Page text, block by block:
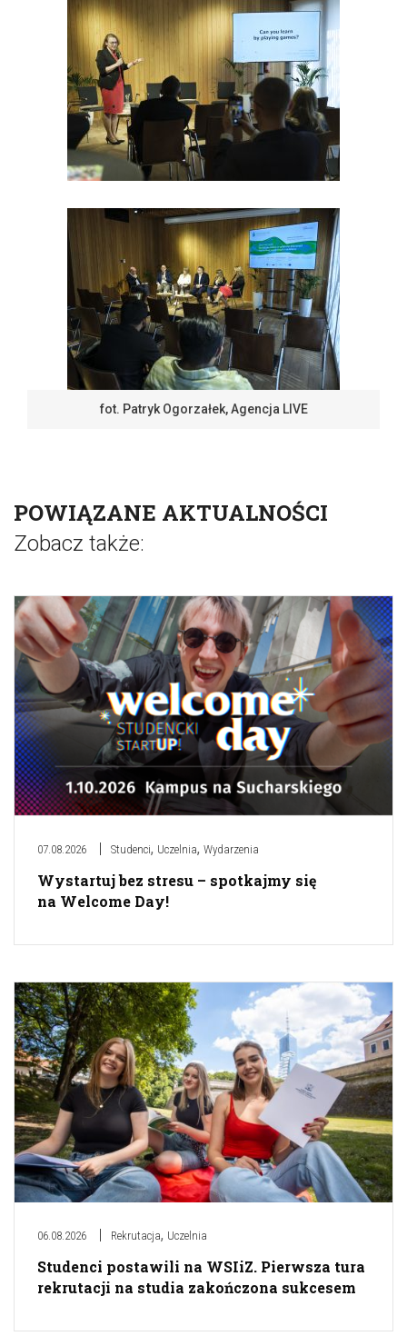
fot. Patryk Ogorzałek, Agencja LIVE
POWIĄZANE AKTUALNOŚCI
Zobacz także:
07.08.2026 Studenci, Uczelnia, Wydarzenia
Wystartuj bez stresu – spotkajmy się
na Welcome Day!
06.08.2026 Rekrutacja, Uczelnia
Studenci postawili na WSIiZ. Pierwsza tura
rekrutacji na studia zakończona sukcesem